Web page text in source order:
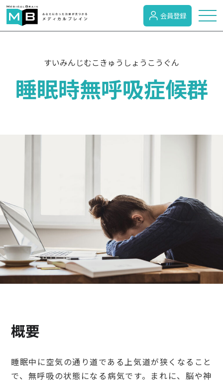
症状検索
検診・検査
出産・子ども
会員登録
すいみんじむこきゅうしょうこうぐん
睡眠時無呼吸症候群
概要
睡眠中に空気の通り道である上気道が狭くなること
で、無呼吸の状態になる病気です。まれに、脳や神